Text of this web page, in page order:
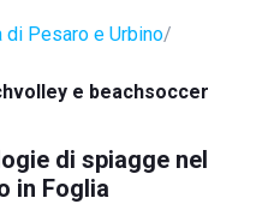
di Pesaro e Urbino
e beachsoccer
di spiagge nel
in Foglia